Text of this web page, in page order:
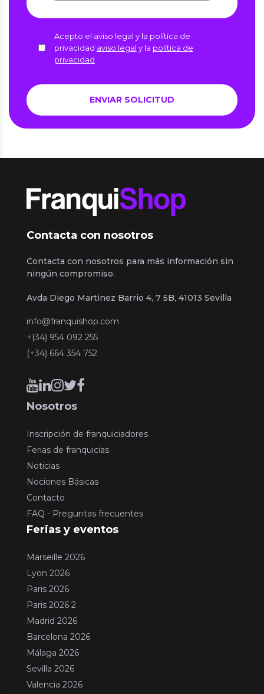
Acepto el aviso legal y la política de
privacidad aviso legal y la política de
privacidad
Contacta con nosotros
Contacta con nosotros para más información sin
ningún compromiso.
Avda Diego Martinez Barrio 4, 7 5B, 41013 Sevilla
info@franquishop.com
+(34) 954 092 255
(+34) 664 354 752
Nosotros
Inscripción de franquiciadores
Ferias de franquicias
Noticias
Nociones Básicas
Contacto
FAQ - Preguntas frecuentes
Ferias y eventos
Marseille 2026
Lyon 2026
Paris 2026
Paris 2026 2
Madrid 2026
Barcelona 2026
Málaga 2026
Sevilla 2026
Valencia 2026